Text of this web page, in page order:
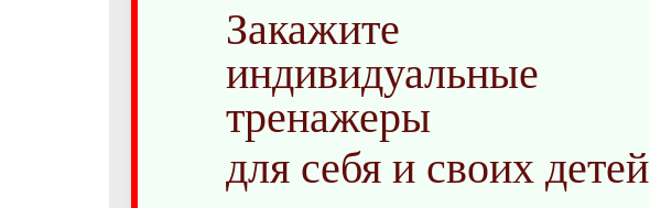
Закажите
индивидуальные
тренажеры
для себя и своих детей